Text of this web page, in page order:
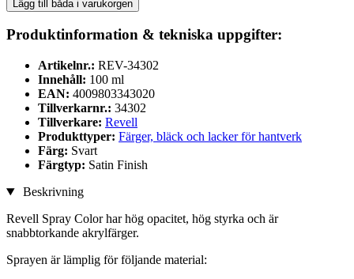
Lägg till båda i varukorgen
Produktinformation & tekniska uppgifter:
Artikelnr.: REV-34302
Innehåll: 100 ml
EAN: 4009803343020
Tillverkarnr.: 34302
Tillverkare: Revell
Produkttyper: Färger, bläck och lacker för hantverk
Färg: Svart
Färgtyp: Satin Finish
Beskrivning
Revell Spray Color har hög opacitet, hög styrka och är
snabbtorkande akrylfärger.
Sprayen är lämplig för följande material: